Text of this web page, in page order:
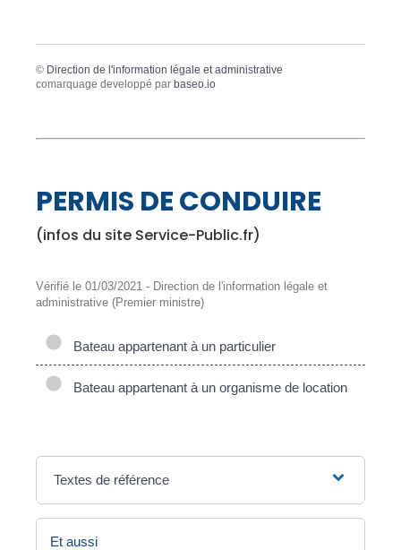
© Direction de l'information légale et administrative
comarquage developpé par baseo.io
PERMIS DE CONDUIRE
(infos du site Service-Public.fr)
Vérifié le 01/03/2021 - Direction de l'information légale et
administrative (Premier ministre)
Bateau appartenant à un particulier
Bateau appartenant à un organisme de location
Textes de référence
Et aussi